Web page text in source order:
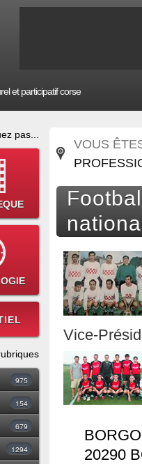
et participatif corse
pas...
975
154
679
1294
VOUS
Vice-
BORGO
20290